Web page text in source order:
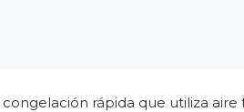
rápida que utiliza